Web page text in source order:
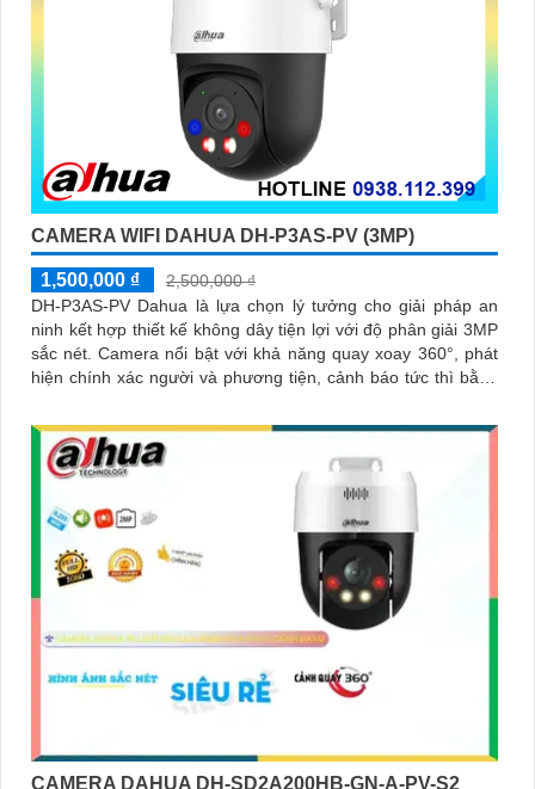
CAMERA WIFI DAHUA DH-P3AS-PV (3MP)
1,500,000 ₫
2,500,000 ₫
DH-P3AS-PV Dahua là lựa chọn lý tưởng cho giải pháp an
ninh kết hợp thiết kế không dây tiện lợi với độ phân giải 3MP
sắc nét. Camera nổi bật với khả năng quay xoay 360°, phát
hiện chính xác người và phương tiện, cảnh báo tức thì bằng
CAMERA DAHUA DH-SD2A200HB-GN-A-PV-S2